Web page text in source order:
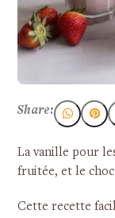
Share:
La vanille pour
fruitée, et le
Cette recette